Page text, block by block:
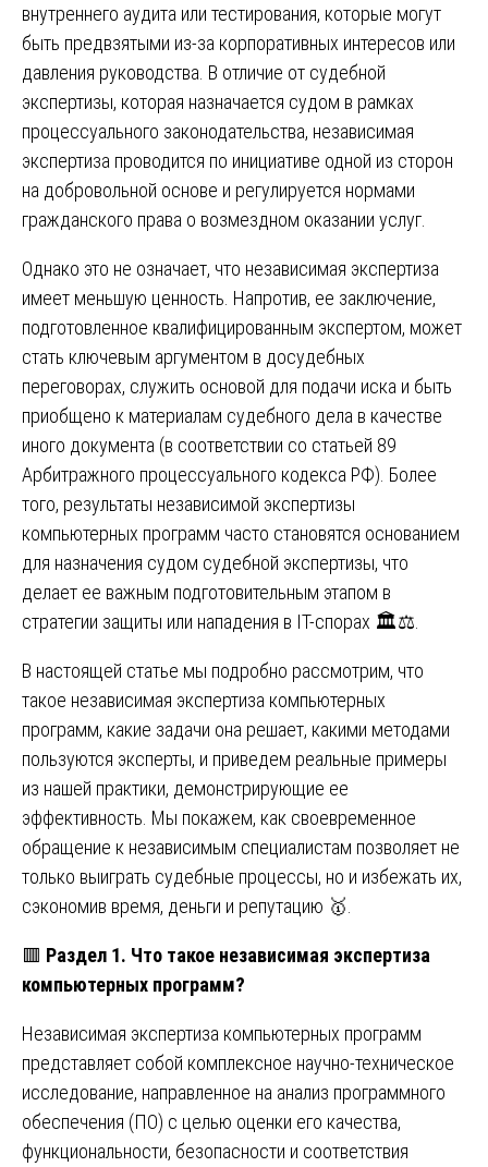
внутреннего аудита или тестирования, которые могут
быть предвзятыми из-за корпоративных интересов или
давления руководства. В отличие от судебной
экспертизы, которая назначается судом в рамках
процессуального законодательства, независимая
экспертиза проводится по инициативе одной из сторон
на добровольной основе и регулируется нормами
гражданского права о возмездном оказании услуг.
Однако это не означает, что независимая экспертиза
имеет меньшую ценность. Напротив, ее заключение,
подготовленное квалифицированным экспертом, может
стать ключевым аргументом в досудебных
переговорах, служить основой для подачи иска и быть
приобщено к материалам судебного дела в качестве
иного документа (в соответствии со статьей 89
Арбитражного процессуального кодекса РФ). Более
того, результаты независимой экспертизы
компьютерных программ часто становятся основанием
для назначения судом судебной экспертизы, что
делает ее важным подготовительным этапом в
стратегии защиты или нападения в IT-спорах 🏛️⚖️.
В настоящей статье мы подробно рассмотрим, что
такое независимая экспертиза компьютерных
программ, какие задачи она решает, какими методами
пользуются эксперты, и приведем реальные примеры
из нашей практики, демонстрирующие ее
эффективность. Мы покажем, как своевременное
обращение к независимым специалистам позволяет не
только выиграть судебные процессы, но и избежать их,
сэкономив время, деньги и репутацию 🥇.
🟥 Раздел 1. Что такое независимая экспертиза
компьютерных программ?
Независимая экспертиза компьютерных программ
представляет собой комплексное научно-техническое
исследование, направленное на анализ программного
обеспечения (ПО) с целью оценки его качества,
функциональности, безопасности и соответствия